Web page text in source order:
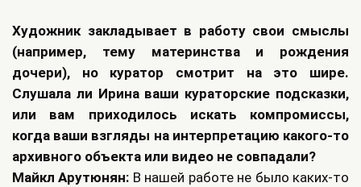
Художник закладывает в работу свои смыслы
(например, тему материнства и рождения
дочери), но куратор смотрит на это шире.
Слушала ли Ирина ваши кураторские подсказки,
или вам приходилось искать компромиссы,
когда ваши взгляды на интерпретацию какого-то
архивного объекта или видео не совпадали?
Майкл Арутюнян: В нашей работе не было каких-то